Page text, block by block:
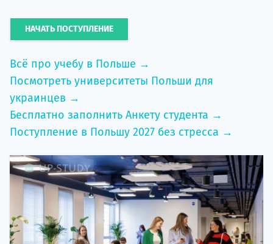
НАЧАТЬ ПОСТУПЛЕНИЕ
Всё про учебу в Польше →
Посмотреть университеты Польши для
украинцев →
Бесплатно заполнить Анкету студента →
Поступление в Польшу 2027 без стресса →